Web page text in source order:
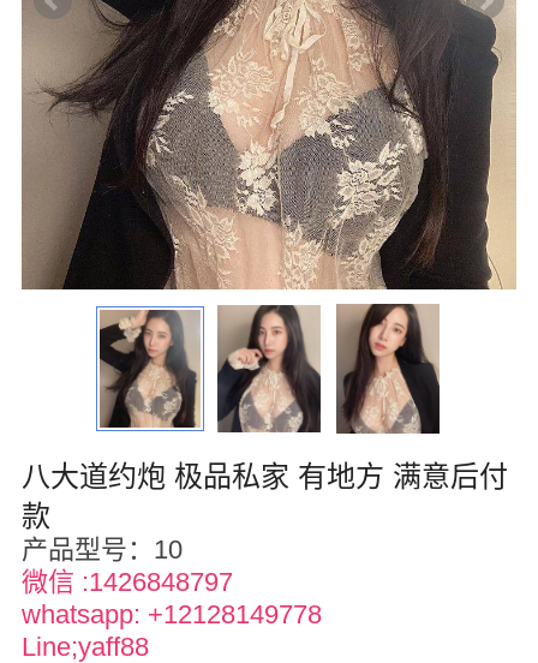
新泽西
圣荷西
San Diego
拉斯维加斯
尔湾
佛罗里达州
得克萨斯
乔治亚州
八大道约炮 极品私家 有地方 满意后付
款
产品型号：10
微信 :1426848797
whatsapp: +12128149778
Line;yaff88